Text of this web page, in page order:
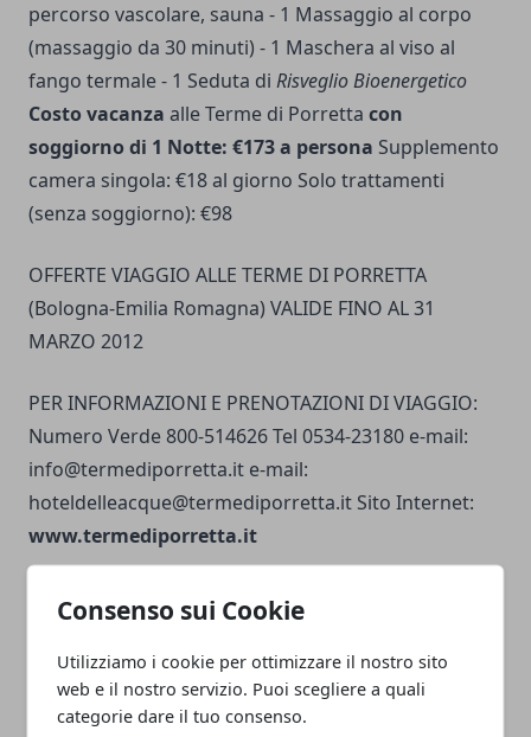
Consenso sui Cookie
Utilizziamo i cookie per ottimizzare il nostro sito
web e il nostro servizio. Puoi scegliere a quali
categorie dare il tuo consenso.
percorso vascolare, sauna - 1 Massaggio al corpo
(massaggio da 30 minuti) - 1 Maschera al viso al
fango termale - 1 Seduta di Risveglio Bioenergetico
Costo vacanza alle Terme di Porretta con
soggiorno di 1 Notte: €173 a persona Supplemento
camera singola: €18 al giorno Solo trattamenti
(senza soggiorno): €98
OFFERTE VIAGGIO ALLE TERME DI PORRETTA
(Bologna-Emilia Romagna) VALIDE FINO AL 31
MARZO 2012
PER INFORMAZIONI E PRENOTAZIONI DI VIAGGIO:
Numero Verde 800-514626 Tel 0534-23180 e-mail:
info@termediporretta.it e-mail:
hoteldelleacque@termediporretta.it Sito Internet:
www.termediporretta.it
Facebook
TwitterWhatsapp